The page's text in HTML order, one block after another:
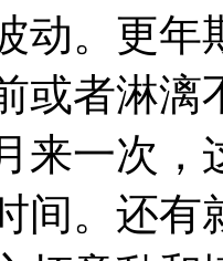
动。更年
或者淋
来一次，
间。还有